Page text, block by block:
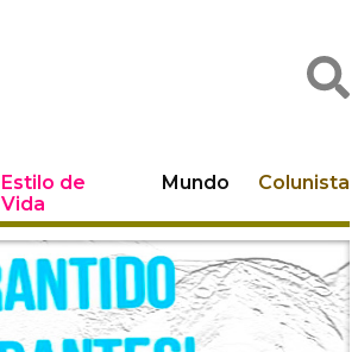
Estilo de
Vida
Mundo Colunista